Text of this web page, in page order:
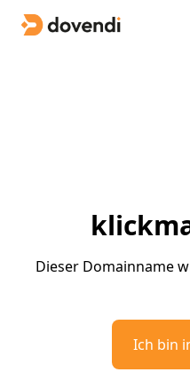
Dieser Domainname
Ich bin